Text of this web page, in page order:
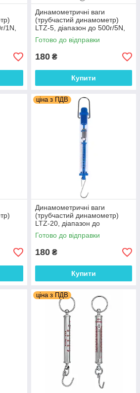
1N,
Динамометричні ваги
(трубчастий динамометр)
LTZ-5, діапазон до 500г/5N,
крок вимірювання 10г/0,1N
Готово до відправки
180 ₴
Купити
ціна з ПДВ
Динамометричні ваги
(трубчастий динамометр)
LTZ-20, діапазон до
2000г/20N, крок вимірювання
40г/0.4N
Готово до відправки
180 ₴
Купити
ціна з ПДВ